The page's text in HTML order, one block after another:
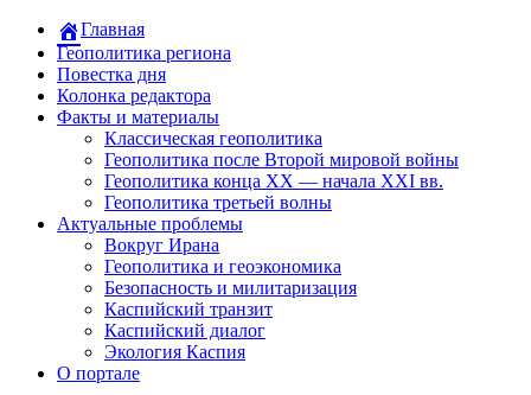
Главная
Геополитика региона
Повестка дня
Колонка редактора
Факты и материалы
Классическая геополитика
Геополитика после Второй мировой войны
Геополитика конца XX — начала XXI вв.
Геополитика третьей волны
Актуальные проблемы
Вокруг Ирана
Геополитика и геоэкономика
Безопасность и милитаризация
Каспийский транзит
Каспийский диалог
Экология Каспия
О портале